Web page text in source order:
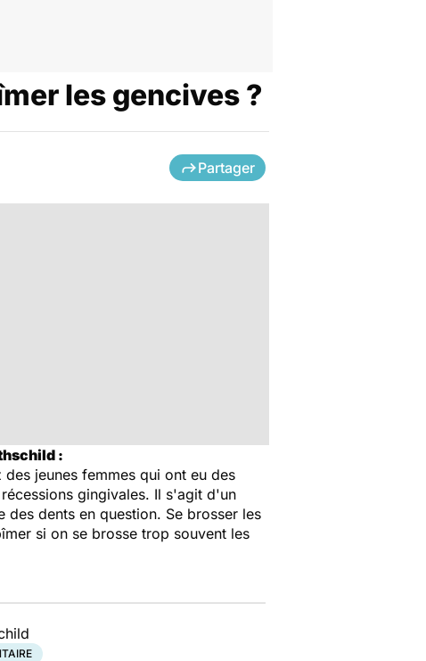
les gencives ?
Partager
:
jeunes femmes qui ont eu des
gingivales. Il s'agit d'un
dents en question. Se brosser les
si on se brosse trop souvent les